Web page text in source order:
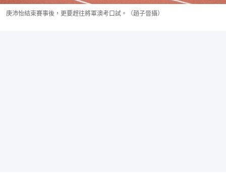
庚沛怡結束賽事後，更要趕往將軍澳考口試。（趙子晉攝）